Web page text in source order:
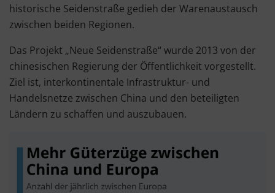
historische Seidenstraße gedieh der Warenaustausch
zwischen beiden Regionen.
Das Projekt „Neue Seidenstraße“ wurde 2013 von der
chinesischen Regierung der Öffentlichkeit vorgestellt.
Ziel ist, interkontinentale Infrastruktur- und
Handelsnetze zwischen China und den beteiligten
Ländern zu schaffen und auszubauen.